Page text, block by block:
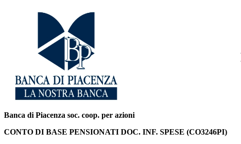
Banca di Piacenza soc. coop. per azioni
CONTO DI BASE PENSIONATI DOC. INF. SPESE (CO3246PI)